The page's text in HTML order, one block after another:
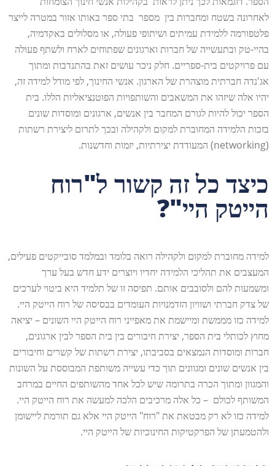
לאחרונה בשטח ומחברות בין מספר בתי ספר באותו אזור במטרה לייצר
פלטפורמה ללמידת עמיתים ושיתופי פעולה, או מסלולים באקדמיה,
בהיי-טק ובתעשייה של חברות וארגונים שפתוחים לארח ולשתף פעולה
עם פרויקטים בית-ספריים. חלק ניכר עושים זאת בהתנדבות ומתוך
אג'נדה חברתית מוצהרת של הארגון. אנשי החינוך, לפי מודל למידה זה,
יהיו אלה שיזהו את המשאבים והשותפויות הפוטנציאליות הללו. בית
הספר יכול להיות לגורם המחבר בין אנשים, ארגונים ומוסדות שונים
בזכות הלמידה המחוברת למקום ולקהילה ובכך לתרום ליצירת רשתות
(networking) המעודדת יצירתיות, יזמות וחדשנות.
כיצד כל זה קשור ל"רוח
הייטק היי"?
למידה מחוברת למקום ולקהילה רואה בלומד ובמלמד סובייקטים פעילים,
המעצבים את תהליכי הלמידה יחדיו ויוצרים ידע חדש בעל ערך
ומשמעות להם ולסובבים אותם. תפיסה זו של תלמיד היא ביטוי לערכים
של צדק חברתי ושוויון הזדמנויות העומדים בבסיסה של רוח הייטק היי.
למידה כזו מממשת ומיישמת את מאפייני רוח הייטק היי השונים – יציאה
מחוץ לכותלי בית הספר, יצירת חיבורים בין בית הספר לבין ארגונים,
חברות ומוסדות הנמצאים בסביבתו, יצירת רשתות של קשרים וחיבורים
בין אנשים שונים ומגוונים תוך כדי עשייה משותפת המבוססת על השונות
והמגוון ומתוך הכרה בתרומה שיש לכל אחד מהשותפים החיים במרחב
המשותף לכולם – כל אלה מרכיבים הלכה למעשה את רוח הייטק היי.
למידה כזו לא רק מבטאת את "רוח" הייטק היי אלא גם תורמת ליישומן
ולהטמעתן של הפרקטיקות החינוכיות של הייטק היי.